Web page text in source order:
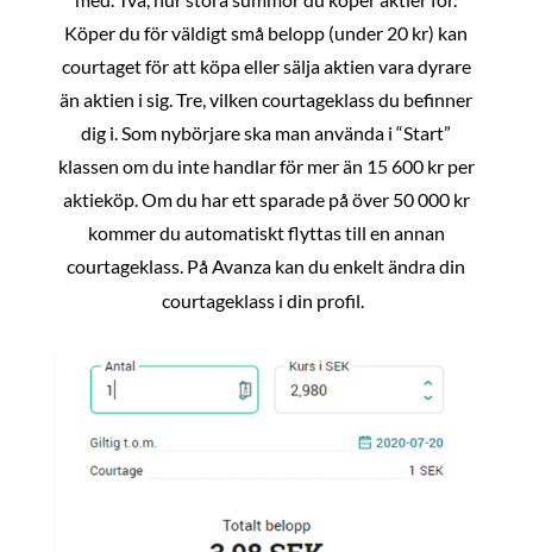
Köper du för väldigt små belopp (under 20 kr) kan
courtaget för att köpa eller sälja aktien vara dyrare
än aktien i sig. Tre, vilken courtageklass du befinner
dig i. Som nybörjare ska man använda i “Start”
klassen om du inte handlar för mer än 15 600 kr per
aktieköp. Om du har ett sparade på över 50 000 kr
kommer du automatiskt flyttas till en annan
courtageklass. På Avanza kan du enkelt ändra din
courtageklass i din profil.